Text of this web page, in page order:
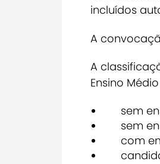
incluídos
A
A
Ensino
sem
sem
com